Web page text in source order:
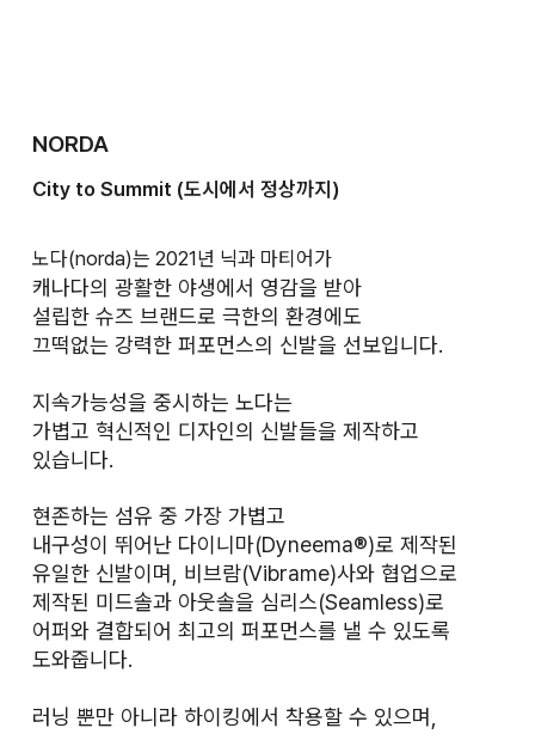
NORDA
City to Summit (도시에서 정상까지)
노다(norda)는 2021년 닉과 마티어가
캐나다의 광활한 야생에서 영감을 받아
설립한 슈즈 브랜드로 극한의 환경에도
끄떡없는 강력한 퍼포먼스의 신발을 선보입니다.
지속가능성을 중시하는 노다는
가볍고 혁신적인 디자인의 신발들을 제작하고
있습니다.
현존하는 섬유 중 가장 가볍고
내구성이 뛰어난 다이니마(Dyneema®)로 제작된
유일한 신발이며, 비브람(Vibrame)사와 협업으로
제작된 미드솔과 아웃솔을 심리스(Seamless)로
어퍼와 결합되어 최고의 퍼포먼스를 낼 수 있도록
도와줍니다.
러닝 뿐만 아니라 하이킹에서 착용할 수 있으며,